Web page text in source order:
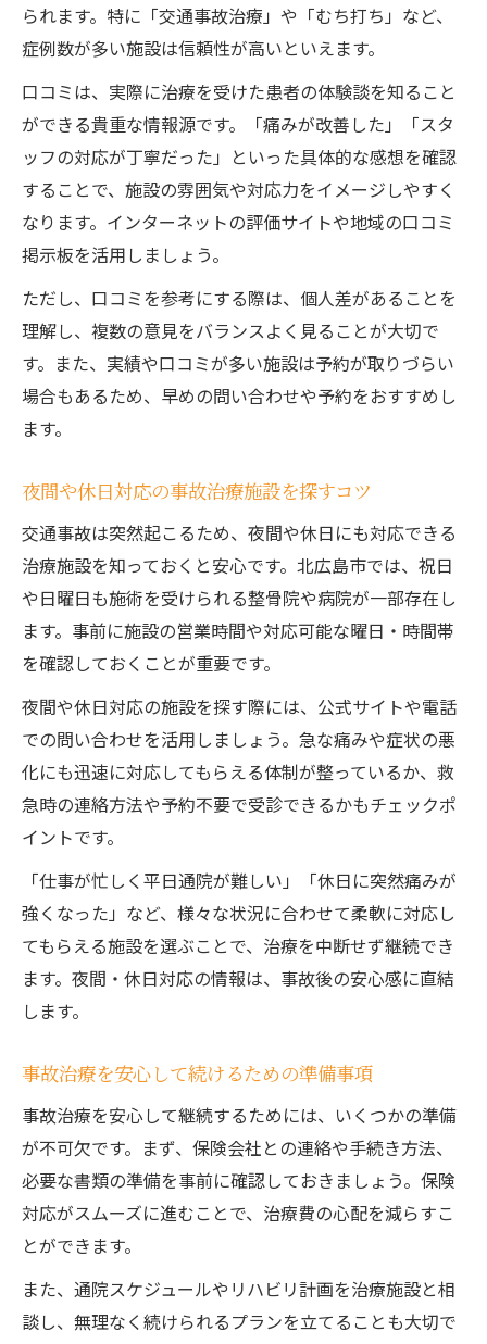
られます。特に「交通事故治療」や「むち打ち」など、
症例数が多い施設は信頼性が高いといえます。
口コミは、実際に治療を受けた患者の体験談を知ること
ができる貴重な情報源です。「痛みが改善した」「スタ
ッフの対応が丁寧だった」といった具体的な感想を確認
することで、施設の雰囲気や対応力をイメージしやすく
なります。インターネットの評価サイトや地域の口コミ
掲示板を活用しましょう。
ただし、口コミを参考にする際は、個人差があることを
理解し、複数の意見をバランスよく見ることが大切で
す。また、実績や口コミが多い施設は予約が取りづらい
場合もあるため、早めの問い合わせや予約をおすすめし
ます。
夜間や休日対応の事故治療施設を探すコツ
交通事故は突然起こるため、夜間や休日にも対応できる
治療施設を知っておくと安心です。北広島市では、祝日
や日曜日も施術を受けられる整骨院や病院が一部存在し
ます。事前に施設の営業時間や対応可能な曜日・時間帯
を確認しておくことが重要です。
夜間や休日対応の施設を探す際には、公式サイトや電話
での問い合わせを活用しましょう。急な痛みや症状の悪
化にも迅速に対応してもらえる体制が整っているか、救
急時の連絡方法や予約不要で受診できるかもチェックポ
イントです。
「仕事が忙しく平日通院が難しい」「休日に突然痛みが
強くなった」など、様々な状況に合わせて柔軟に対応し
てもらえる施設を選ぶことで、治療を中断せず継続でき
ます。夜間・休日対応の情報は、事故後の安心感に直結
します。
事故治療を安心して続けるための準備事項
事故治療を安心して継続するためには、いくつかの準備
が不可欠です。まず、保険会社との連絡や手続き方法、
必要な書類の準備を事前に確認しておきましょう。保険
対応がスムーズに進むことで、治療費の心配を減らすこ
とができます。
また、通院スケジュールやリハビリ計画を治療施設と相
談し、無理なく続けられるプランを立てることも大切で